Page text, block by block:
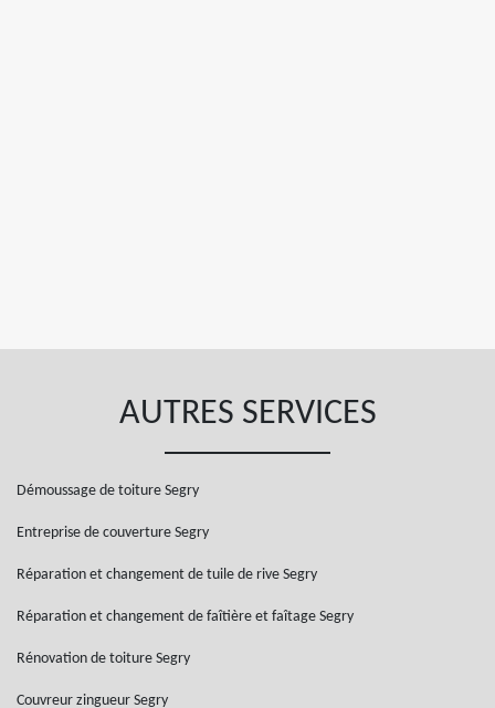
AUTRES SERVICES
Démoussage de toiture Segry
Entreprise de couverture Segry
Réparation et changement de tuile de rive Segry
Réparation et changement de faîtière et faîtage Segry
Rénovation de toiture Segry
Couvreur zingueur Segry